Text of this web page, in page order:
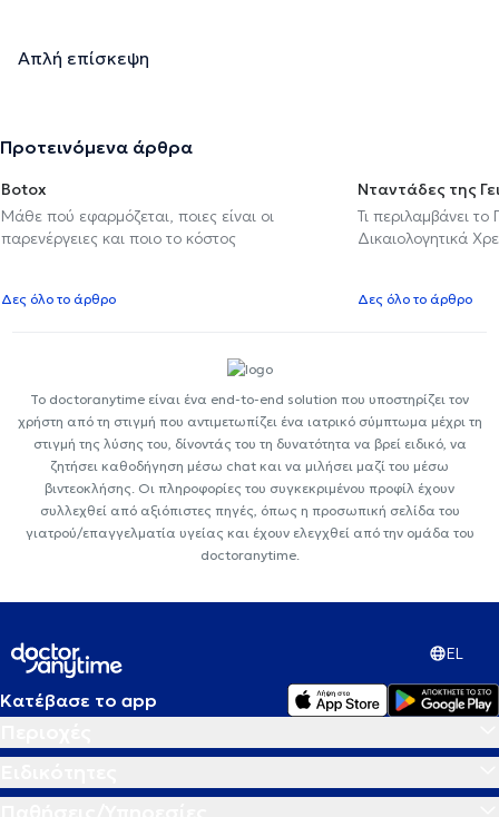
Απλή επίσκεψη
Προτεινόμενα άρθρα
Botox
Μάθε πού εφαρμόζεται, ποιες είναι οι
παρενέργειες και ποιο το κόστος
Δες όλο το άρθρο
Νταντάδες της
Τι περιλαμβάνει
Δικαιολογητικά
Δες όλο το άρθρο
Το doctoranytime είναι ένα end-to-end solution που υποστηρίζει τον
χρήστη από τη στιγμή που αντιμετωπίζει ένα ιατρικό σύμπτωμα μέχρι τη
στιγμή της λύσης του, δίνοντάς του τη δυνατότητα να βρεί ειδικό, να
ζητήσει καθοδήγηση μέσω chat και να μιλήσει μαζί του μέσω
βιντεοκλήσης. Οι πληροφορίες του συγκεκριμένου προφίλ έχουν
συλλεχθεί από αξιόπιστες πηγές, όπως η προσωπική σελίδα του
γιατρού/επαγγελματία υγείας και έχουν ελεγχθεί από την ομάδα του
doctoranytime.
EL
Κατέβασε το app